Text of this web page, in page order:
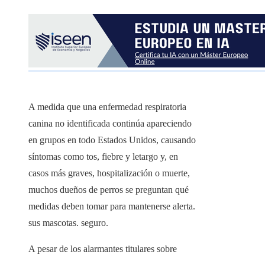
A medida que una enfermedad respiratoria
canina no identificada continúa apareciendo
en grupos en todo Estados Unidos, causando
síntomas como tos, fiebre y letargo y, en
casos más graves, hospitalización o muerte,
muchos dueños de perros se preguntan qué
medidas deben tomar para mantenerse alerta.
sus mascotas. seguro.
A pesar de los alarmantes titulares sobre